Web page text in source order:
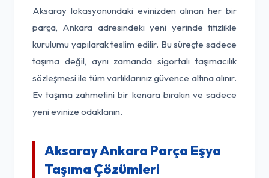
Aksaray lokasyonundaki evinizden alınan her bir
parça, Ankara adresindeki yeni yerinde titizlikle
kurulumu yapılarak teslim edilir. Bu süreçte sadece
taşıma değil, aynı zamanda sigortalı taşımacılık
sözleşmesi ile tüm varlıklarınız güvence altına alınır.
Ev taşıma zahmetini bir kenara bırakın ve sadece
yeni evinize odaklanın.
Aksaray Ankara Parça Eşya
Taşıma Çözümleri